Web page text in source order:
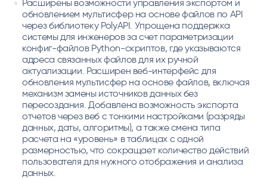
Расширены возможности управления экспортом и
обновлением мультисфер на основе файлов по API
через библиотеку PolyAPI. Упрощена поддержка
системы для инженеров за счет параметризации
конфиг-файлов Python-скриптов, где указываются
адреса связанных файлов для их ручной
актуализации. Расширен веб-интерфейс для
обновления мультисфер на основе файлов, включая
механизм замены источников данных без
пересоздания. Добавлена возможность экспорта
отчетов через веб с тонкими настройками (разряды
данных, даты, алгоритмы), а также смена типа
расчета на «уровень» в таблицах с одной
размерностью, что сокращает количество действий
пользователя для нужного отображения и анализа
данных.